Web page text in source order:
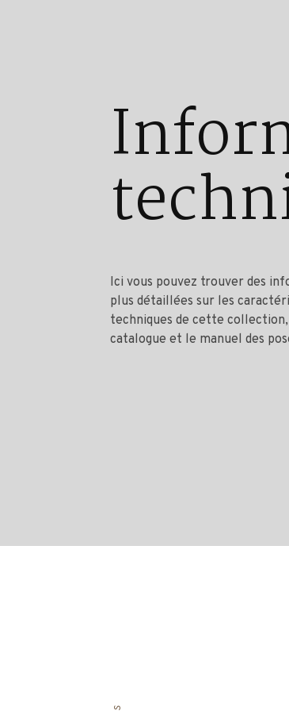
Ici vous pouvez trouver des
plus détaillées sur les
techniques de cette collection,
catalogue et le manuel des